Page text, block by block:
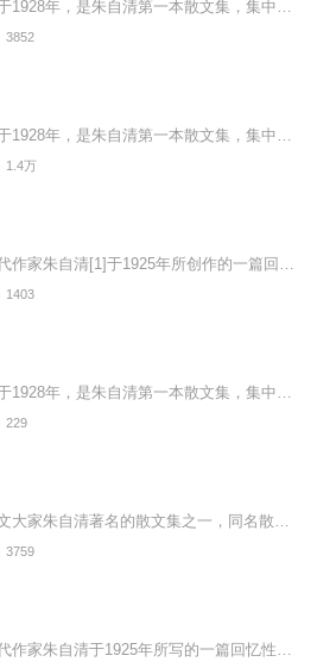
3852
1.4万
1403
229
3759